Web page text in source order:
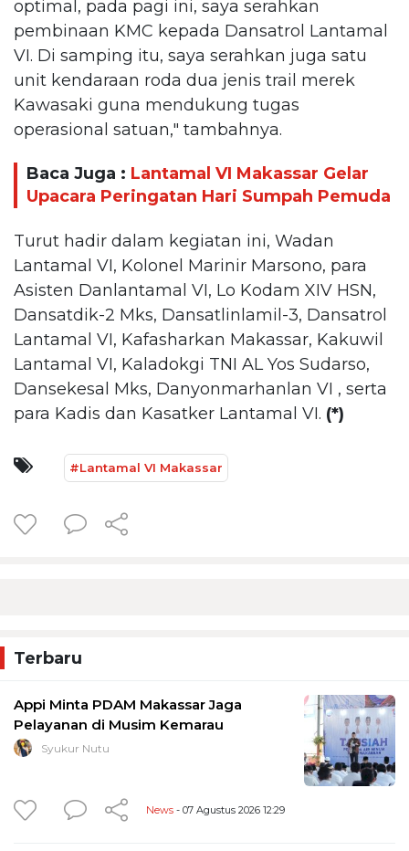
optimal, pada pagi ini, saya serahkan
pembinaan KMC kepada Dansatrol Lantamal
VI. Di samping itu, saya serahkan juga satu
unit kendaraan roda dua jenis trail merek
Kawasaki guna mendukung tugas
operasional satuan," tambahnya.
Baca Juga : Lantamal VI Makassar Gelar
Upacara Peringatan Hari Sumpah Pemuda
Turut hadir dalam kegiatan ini, Wadan
Lantamal VI, Kolonel Marinir Marsono, para
Asisten Danlantamal VI, Lo Kodam XIV HSN,
Dansatdik-2 Mks, Dansatlinlamil-3, Dansatrol
Lantamal VI, Kafasharkan Makassar, Kakuwil
Lantamal VI, Kaladokgi TNI AL Yos Sudarso,
Dansekesal Mks, Danyonmarhanlan VI , serta
para Kadis dan Kasatker Lantamal VI. (*)
#Lantamal VI Makassar
Terbaru
Appi Minta PDAM Makassar Jaga
Pelayanan di Musim Kemarau
Syukur Nutu
News - 07 Agustus 2026 12:29